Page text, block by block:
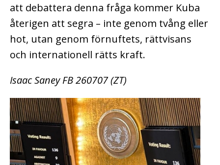
att debattera denna fråga kommer Kuba
återigen att segra – inte genom tvång eller
hot, utan genom förnuftets, rättvisans
och internationell rätts kraft.
Isaac Saney FB 260707 (ZT)